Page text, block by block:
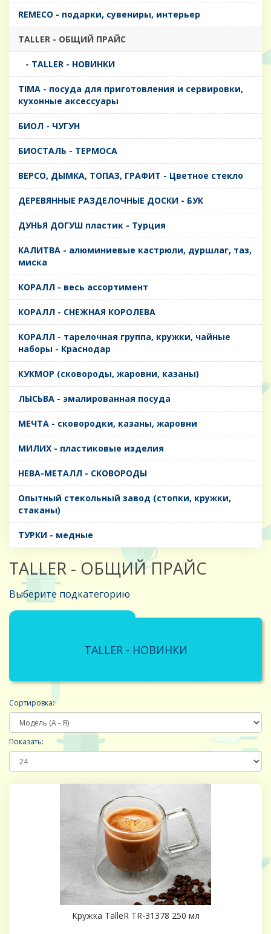
REMECO - подарки, сувениры, интерьер
TALLER - ОБЩИЙ ПРАЙС
- TALLER - НОВИНКИ
TIMA - посуда для приготовления и сервировки,
кухонные аксессуары
БИОЛ - ЧУГУН
БИОСТАЛЬ - ТЕРМОСА
ВЕРСО, ДЫМКА, ТОПАЗ, ГРАФИТ - Цветное стекло
ДЕРЕВЯННЫЕ РАЗДЕЛОЧНЫЕ ДОСКИ - БУК
ДУНЬЯ ДОГУШ пластик - Турция
КАЛИТВА - алюминиевые кастрюли, дуршлаг, таз,
миска
КОРАЛЛ - весь ассортимент
КОРАЛЛ - СНЕЖНАЯ КОРОЛЕВА
КОРАЛЛ - тарелочная группа, кружки, чайные
наборы - Краснодар
КУКМОР (сковороды, жаровни, казаны)
ЛЫСЬВА - эмалированная посуда
МЕЧТА - сковородки, казаны, жаровни
МИЛИХ - пластиковые изделия
НЕВА-МЕТАЛЛ - СКОВОРОДЫ
Опытный стекольный завод (стопки, кружки,
стаканы)
ТУРКИ - медные
TALLER - ОБЩИЙ ПРАЙС
Выберите подкатегорию
TALLER - НОВИНКИ
Сортировка:
Показать:
Кружка TalleR TR-31378 250 мл